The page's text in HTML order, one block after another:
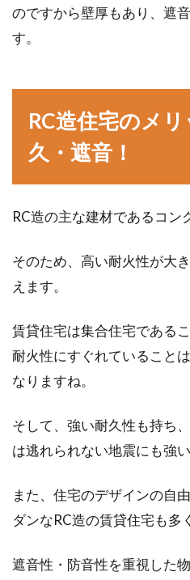
す。その...
家の電気
ばいい？
モルタル
一軒家を新
には、家の
増築する
増築を考え
のですから壁厚もあり、遮
す。
RC造住宅のメ
久・遮音！
RC造の主な建材であるコン
そのため、高い耐火性が大
えます。
賃貸住宅は集合住宅である
耐火性にすぐれていること
なりますね。
そして、強い耐久性も持ち
は逃れられない地震にも強い
また、住宅のデザインの自
ダンなRC造の賃貸住宅も多
遮音性・防音性を重視した